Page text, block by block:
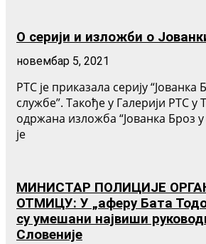
О серији и изложби о
новембар 5, 2021
РТС је приказала серију “Јованка
службе”. Такође у Галерији РТС у
одржана изложба “Јованка Броз
је
МИНИСТАР ПОЛИЦИЈЕ
ОТМИЦУ: У „аферу Бата
су умешани највиши
Словеније